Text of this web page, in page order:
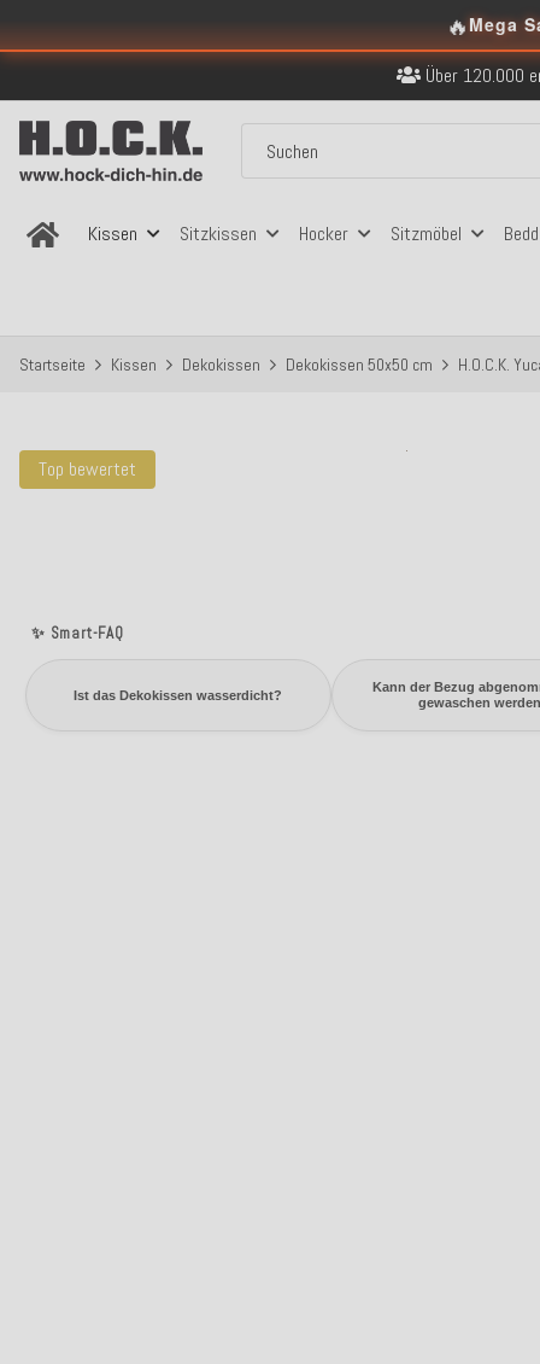
🔥Mega
Kostenloser Versand
Über 120.000
Sicher
Kostenloser Versand
Kissen
Sitzkissen Hocker Sitzmöbel
Startseite Kissen Dekokissen Dekokissen 50x50 cm H.O.C.K.
Top bewertet
✨ Smart-FAQ
Ist das Dekokissen wasserdicht?
Kann der Bezug
gewaschen